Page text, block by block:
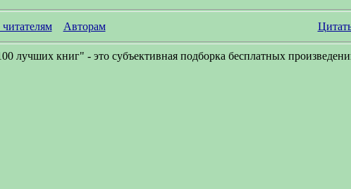
Авторам
лучших книг" - это субъективная подборка бесплатных